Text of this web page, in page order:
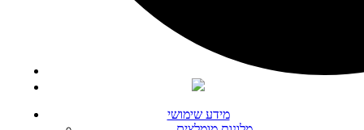
מידע שימושי